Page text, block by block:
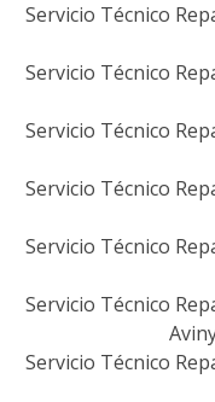
Servicio Técnico
Servicio Técnico
Servicio Técnico
Servicio Técnico
Servicio Técnico
Servicio Técnico
Servicio Técnico